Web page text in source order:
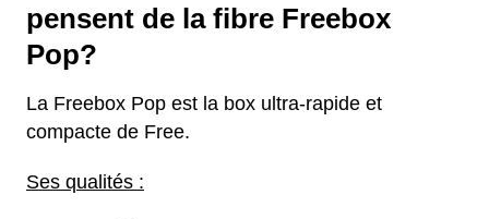
pensent de la fibre Freebox
Pop?
La Freebox Pop est la box ultra-rapide et
compacte de Free.
Ses qualités :